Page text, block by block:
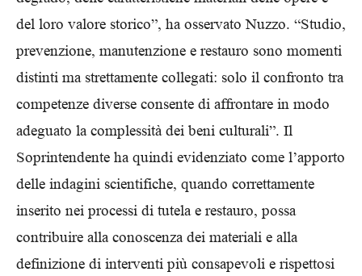
del loro valore storico”, ha osservato Nuzzo. “Studio,
prevenzione, manutenzione e restauro sono momenti
distinti ma strettamente collegati: solo il confronto tra
competenze diverse consente di affrontare in modo
adeguato la complessità dei beni culturali”. Il
Soprintendente ha quindi evidenziato come l’apporto
delle indagini scientifiche, quando correttamente
inserito nei processi di tutela e restauro, possa
contribuire alla conoscenza dei materiali e alla
definizione di interventi più consapevoli e rispettosi